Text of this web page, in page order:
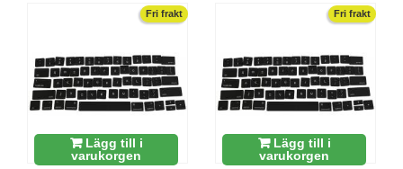
Fri frakt
Lägg till i
varukorgen
Fri frakt
Lägg till i
varukorgen